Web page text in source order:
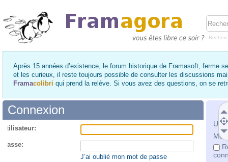
Après 15 années d’existence, le forum historique de Framasoft, ferme
et les curieux, il reste toujours possible de consulter les discussions
Framacolibri qui prend la relève. Si vous avez des questions, on se
Mot
Connexion
passe:
J’ai oublié mon mot de passe